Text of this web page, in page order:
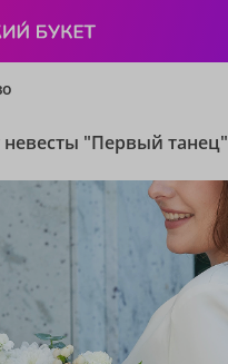
невесты "Первый танец"